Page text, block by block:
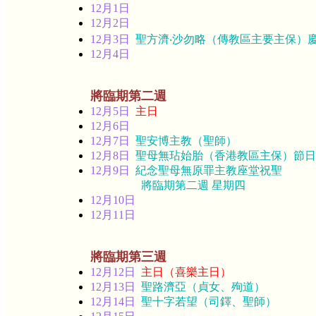
12月1日
12月2日
12月3日 聖方濟‧沙勿略（傳教區主要主保）
12月4日
將臨期第二週
12月5日 主日
12月6日
12月7日 聖安博主教（聖師）
12月8日 聖母無玷始胎（香港教區主保）節日
12月9日 紀念聖母無原罪主教座堂祝聖
將臨期第二週 星期四
12月10日
12月11日
將臨期第三週
12月12日 主日（喜樂主日）
12月13日 聖路濟亞（貞女、殉道）
12月14日 聖十字若望（司鐸、聖師）